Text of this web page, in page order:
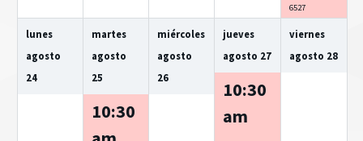
6527
lunes
agosto
24
martes
agosto
25
10:30
miércoles
agosto
26
jueves
agosto 27
10:30
am
viernes
agosto 28